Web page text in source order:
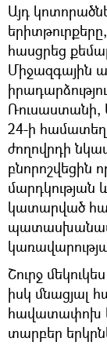
Այդ
հասցրեց
Միջազգային
Ռուսաստանի,
24-ի համատեղ
ժողովրդի
բնորոշվեցին
մարդկության
կատարված
Շուրջ
իսկ մնացյալ
հավատափոխ
տարբեր